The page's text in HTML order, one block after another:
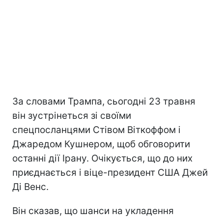
За словами Трампа, сьогодні 23 травня
він зустрінеться зі своїми
спецпосланцями Стівом Віткоффом і
Джаредом Кушнером, щоб обговорити
останні дії Ірану. Очікується, що до них
приєднається і віце-президент США Джей
Ді Венс.
Він сказав, що шанси на укладення